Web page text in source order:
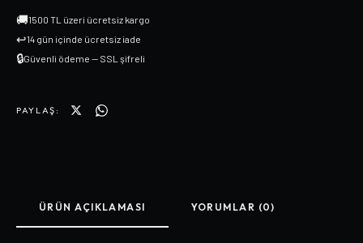
🚚1500 TL üzeri ücretsiz kargo
↩14 gün içinde ücretsiz iade
🔒Güvenli ödeme — SSL şifreli
PAYLAŞ:
ÜRÜN AÇIKLAMASI YORUMLAR (0)